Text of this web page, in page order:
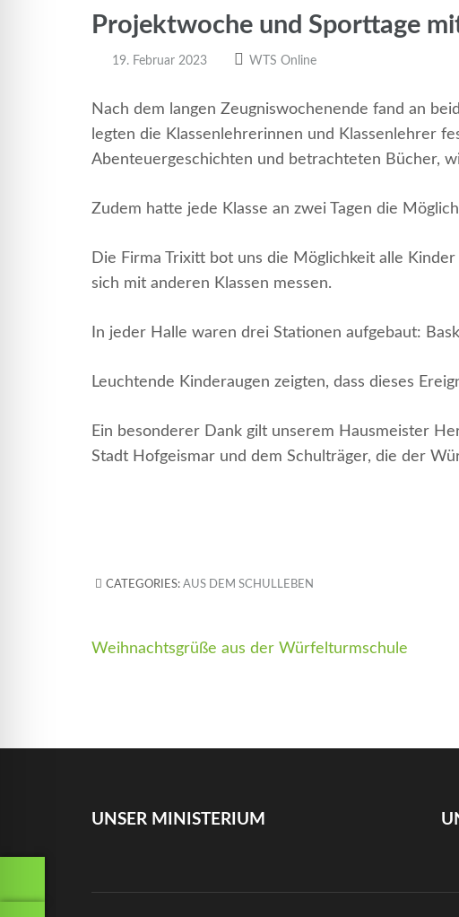
Projektwoche und Sporttage
19. Februar 2023 WTS Online
Nach dem langen Zeugniswochenende fand an
legten die Klassenlehrerinnen und Klassenlehrer
Abenteuergeschichten und betrachteten Bücher,
Zudem hatte jede Klasse an zwei Tagen die
Die Firma Trixitt bot uns die Möglichkeit alle
sich mit anderen Klassen messen.
In jeder Halle waren drei Stationen aufgebaut:
Leuchtende Kinderaugen zeigten, dass dieses
Ein besonderer Dank gilt unserem Hausmeister
Stadt Hofgeismar und dem Schulträger, die der
CATEGORIES:AUS DEM SCHULLEBEN
Beitragsnavigation
Weihnachtsgrüße aus der Würfelturmschule
UNSER MINISTERIUM